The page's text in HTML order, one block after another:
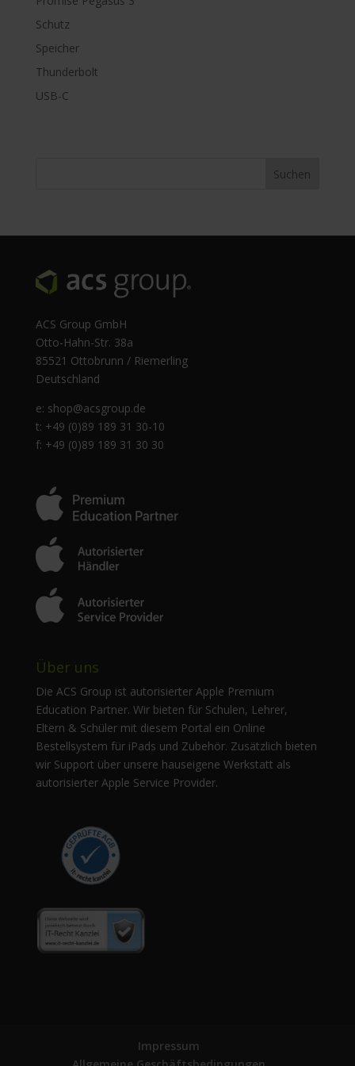
Schutz
Speicher
Thunderbolt
USB-C
ACS Group GmbH
Otto-Hahn-Str. 38a
85521 Ottobrunn / Riemerling
Deutschland
e: shop@acsgroup.de
t: +49 (0)89 189 31 30-10
f: +49 (0)89 189 31 30 30
Über uns
Die ACS Group ist autorisierter Apple Premium
Education Partner. Wir bieten für Schulen, Lehrer,
Eltern & Schüler mit diesem Portal ein Online
Bestellsystem für iPads und Zubehör. Zusätzlich bieten
wir Support über unsere hauseigene Werkstatt als
autorisierter Apple Service Provider.
Impressum